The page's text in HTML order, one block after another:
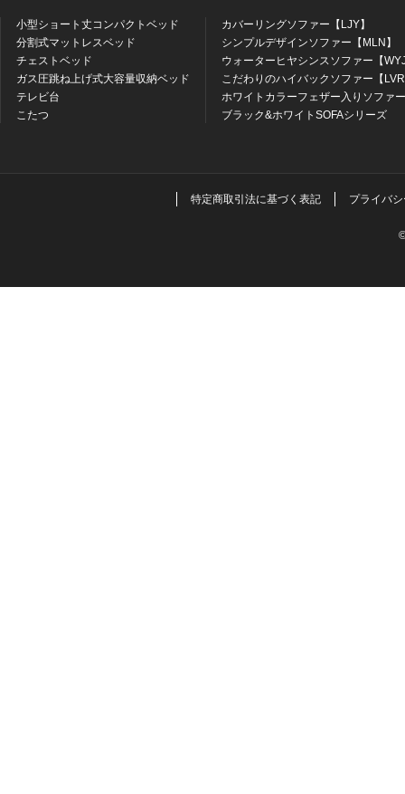
小型ショート丈コンパクトベッド
分割式マットレスベッド
チェストベッド
ガス圧跳ね上げ式大容量収納ベッド
テレビ台
こたつ
カバーリングソファー【LJY】
シンプルデザインソファー【MLN】
ウォーターヒヤシンスソファー【
こだわりのハイバックソファー【
ホワイトカラーフェザー入りソファ
ブラック&ホワイトSOFAシリーズ
特定商取引法に基づく表記 プライバ